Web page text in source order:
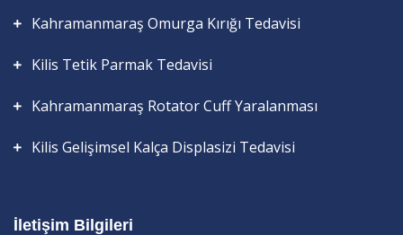
Kahramanmaraş Omurga Kırığı Tedavisi
Kilis Tetik Parmak Tedavisi
Kahramanmaraş Rotator Cuff Yaralanması
Kilis Gelişimsel Kalça Displasizi Tedavisi
İletişim Bilgileri